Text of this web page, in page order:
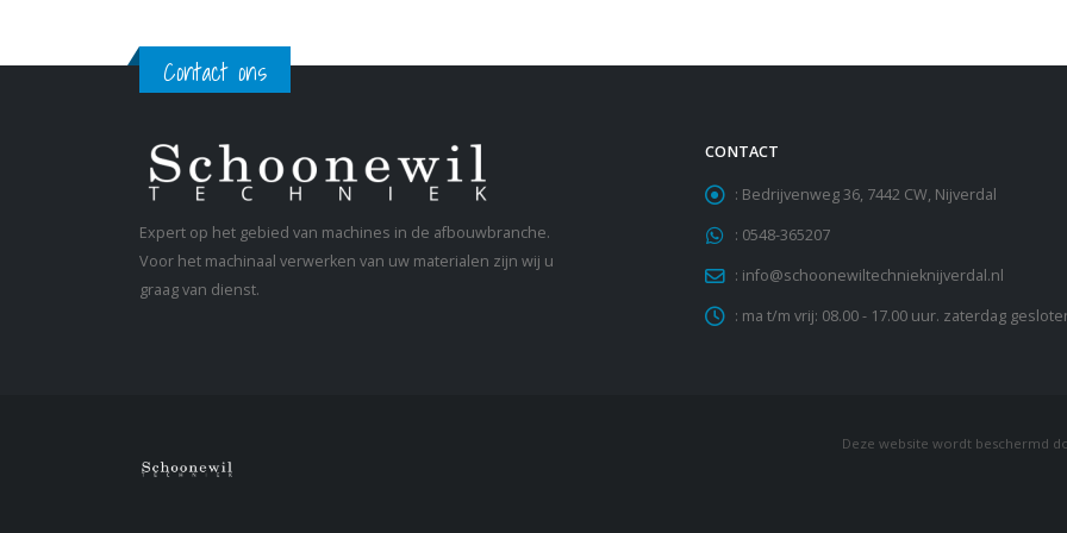
Contact ons
Expert op het gebied van machines in de afbouwbranche.
Voor het machinaal verwerken van uw materialen zijn wij u
graag van dienst.
CONTACT
: Bedrijvenweg 36, 7442 CW, Nijverdal
: 0548-365207
: info@schoonewiltechnieknijverdal.nl
: ma t/m vrij: 08.00 - 17.00 uur. zaterdag
Deze website wordt beschermd